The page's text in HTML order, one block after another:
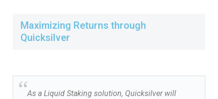
Maximizing Returns through
Quicksilver
As a Liquid Staking solution, Quicksilver will